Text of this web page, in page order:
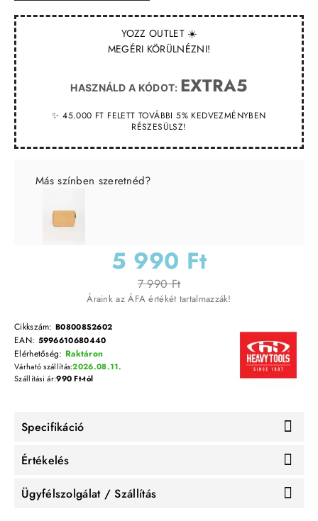
YOZZ OUTLET ☀️
MEGÉRI KÖRÜLNÉZNI!
HASZNÁLD A KÓDOT: EXTRA5
✨ 45.000 FT FELETT TOVÁBBI 5% KEDVEZMÉNYBEN
RÉSZESÜLSZ!
5 990 Ft
7 990 Ft
Áraink az ÁFA értékét tartalmazzák!
Cikkszám: B08008S2602
EAN: 5996610680440
Elérhetőség: Raktáron
Várható szállítás:2026.08.11.
Szállítási ár:990 Ft-tól
Más színben szeretnéd?
Specifikáció
Értékelés
Ügyfélszolgálat / Szállítás